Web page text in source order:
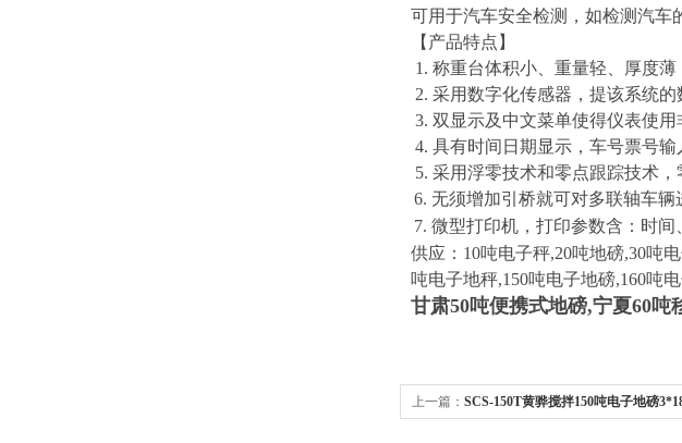
可用于汽车安全检测，如检测汽车
【产品特点】
1. 称重台体积小、重量轻、厚度薄
2. 采用数字化传感器，提该系统
3. 双显示及中文菜单使得仪表使
4. 具有时间日期显示，车号票号输
5. 采用浮零技术和零点跟踪技术，
6. 无须增加引桥就可对多联轴车辆
7. 微型打印机，打印参数含：时
供应：10吨电子秤,20吨地磅,30吨
吨电子地秤,150吨电子地磅,160吨
甘肃50吨便携式地磅,宁夏60吨
上一篇： SCS-150T黄骅搅拌150吨电子地磅